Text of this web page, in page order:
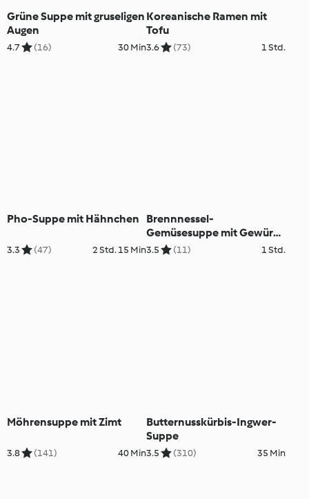
Grüne Suppe mit gruseligen
Augen
4.7 (16) 30 Min
Koreanische Ramen mit
Tofu
3.6 (73) 1 Std.
Pho-Suppe mit Hähnchen
3.3 (47) 2 Std. 15 Min
Brennnessel-
Gemüsesuppe mit Gewürz-
Croûtons
3.5 (11) 1 Std.
Möhrensuppe mit Zimt
3.8 (141) 40 Min
Butternusskürbis-Ingwer-
Suppe
3.5 (310) 35 Min